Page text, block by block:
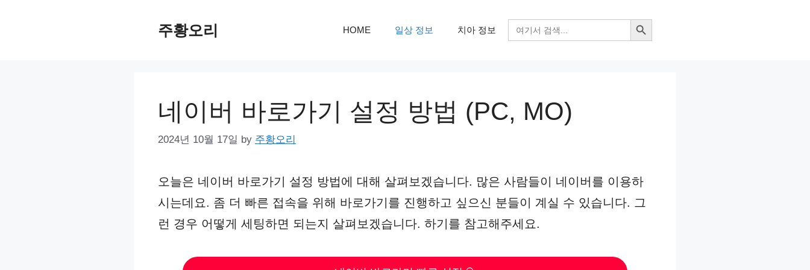
주황오리 HOME 일상 정보 치아 정보
검
색:
검색 버튼
네이버 바로가기 설정 방법 (PC, MO)
2024년 10월 17일 by 주황오리
오늘은 네이버 바로가기 설정 방법에 대해 살펴보겠습니다. 많은 사람들이 네이버를 이용하
시는데요. 좀 더 빠른 접속을 위해 바로가기를 진행하고 싶으신 분들이 계실 수 있습니다. 그
런 경우 어떻게 세팅하면 되는지 살펴보겠습니다. 하기를 참고해주세요.